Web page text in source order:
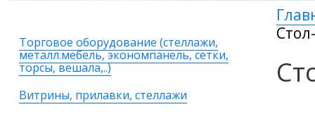
Торговое оборудование (стеллажи,
металл.мебель, экономпанель, сетки,
торсы, вешала,..)
Витрины, прилавки, стеллажи